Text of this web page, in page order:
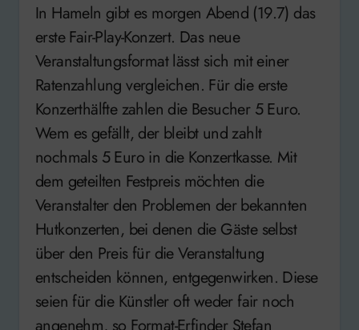
In Hameln gibt es morgen Abend (19.7) das
erste Fair-Play-Konzert. Das neue
Veranstaltungsformat lässt sich mit einer
Ratenzahlung vergleichen. Für die erste
Konzerthälfte zahlen die Besucher 5 Euro.
Wem es gefällt, der bleibt und zahlt
nochmals 5 Euro in die Konzertkasse. Mit
dem geteilten Festpreis möchten die
Veranstalter den Problemen der bekannten
Hutkonzerten, bei denen die Gäste selbst
über den Preis für die Veranstaltung
entscheiden können, entgegenwirken. Diese
seien für die Künstler oft weder fair noch